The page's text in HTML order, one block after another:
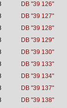
DB "39 126"
DB "39 127"
DB "39 128"
DB "39 129"
DB "39 130"
DB "39 133"
DB "39 134"
DB "39 137"
DB "39 138"